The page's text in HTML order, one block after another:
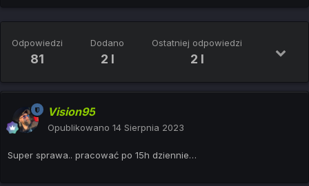
Odpowiedzi
81
Dodano
2 l
Ostatniej odpowiedzi
2 l
Vision95
Opublikowano 14 Sierpnia 2023
Super sprawa.. pracować po 15h dziennie…